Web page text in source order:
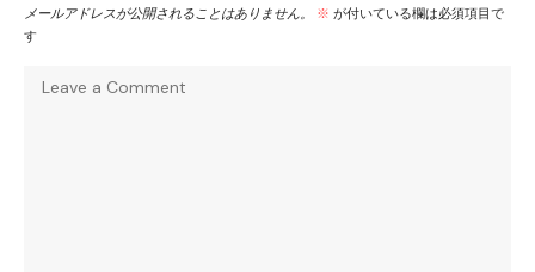
メールアドレスが公開されることはありません。 ※ が付いている欄は必須項目で
す